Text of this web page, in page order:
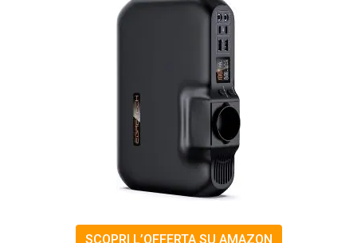
SCOPRI L’OFFERTA SU AMAZON